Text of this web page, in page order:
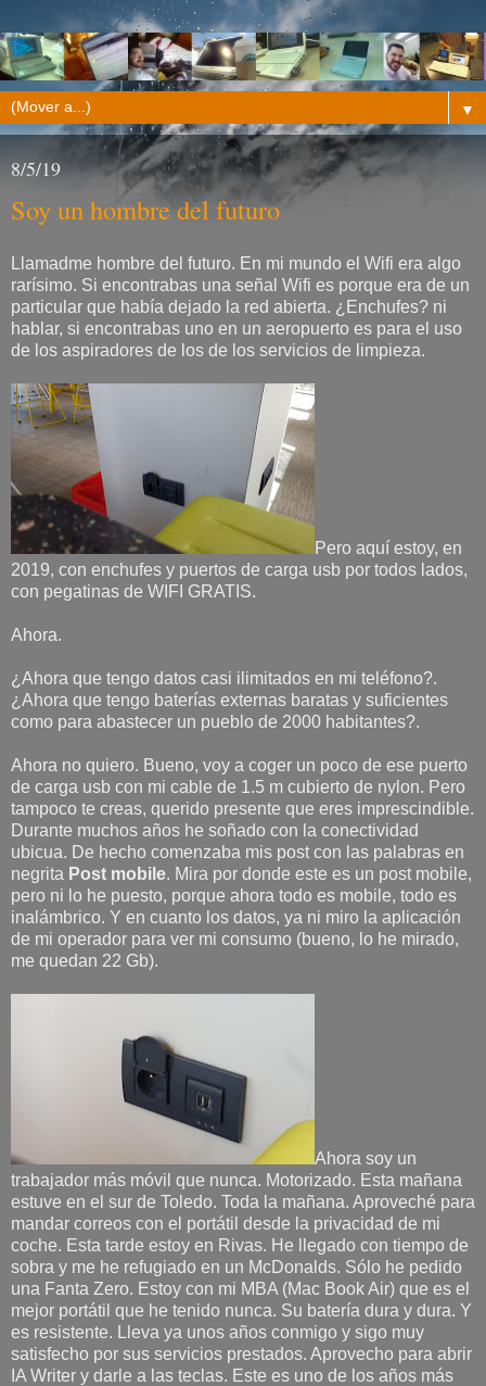
▼
8/5/19
Soy un hombre del futuro
Llamadme hombre del futuro. En mi mundo el Wifi era algo
rarísimo. Si encontrabas una señal Wifi es porque era de un
particular que había dejado la red abierta. ¿Enchufes? ni
hablar, si encontrabas uno en un aeropuerto es para el uso
de los aspiradores de los de los servicios de limpieza.
Pero aquí estoy, en
2019, con enchufes y puertos de carga usb por todos lados,
con pegatinas de WIFI GRATIS.
Ahora.
¿Ahora que tengo datos casi ilimitados en mi teléfono?.
¿Ahora que tengo baterías externas baratas y suficientes
como para abastecer un pueblo de 2000 habitantes?.
Ahora no quiero. Bueno, voy a coger un poco de ese puerto
de carga usb con mi cable de 1.5 m cubierto de nylon. Pero
tampoco te creas, querido presente que eres imprescindible.
Durante muchos años he soñado con la conectividad
ubicua. De hecho comenzaba mis post con las palabras en
negrita Post mobile. Mira por donde este es un post mobile,
pero ni lo he puesto, porque ahora todo es mobile, todo es
inalámbrico. Y en cuanto los datos, ya ni miro la aplicación
de mi operador para ver mi consumo (bueno, lo he mirado,
me quedan 22 Gb).
Ahora soy un
trabajador más móvil que nunca. Motorizado. Esta mañana
estuve en el sur de Toledo. Toda la mañana. Aproveché para
mandar correos con el portátil desde la privacidad de mi
coche. Esta tarde estoy en Rivas. He llegado con tiempo de
sobra y me he refugiado en un McDonalds. Sólo he pedido
una Fanta Zero. Estoy con mi MBA (Mac Book Air) que es el
mejor portátil que he tenido nunca. Su batería dura y dura. Y
es resistente. Lleva ya unos años conmigo y sigo muy
satisfecho por sus servicios prestados. Aprovecho para abrir
IA Writer y darle a las teclas. Este es uno de los años más